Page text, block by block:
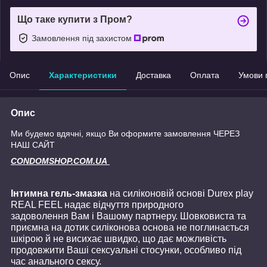
Що таке купити з Пром?
Замовлення під захистом
Опис Характеристики Доставка Оплата Умови
Опис
Ми будемо вдячні, якщо Ви оформите замовлення ЧЕРЕЗ
НАШ САЙТ
CONDOMSHOP.COM.UA
Інтимна гель-змазка на силіконовій основі Durex play
REAL FEEL надає відчуття природного
задоволення Вам і Вашому партнеру. Шовковиста та
приємна на дотик силіконова основа не поглинається
шкірою й не висихає швидко, що дає можливість
продовжити Ваші сексуальні стосунки, особливо під
час анального сексу.